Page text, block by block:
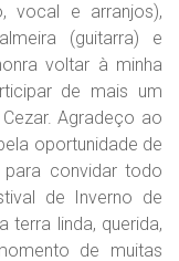
vocal e arranjos),
(guitarra) e
voltar à minha
de mais um
Agradeço ao
oportunidade de
convidar todo
de Inverno de
terra linda, querida,
de muitas